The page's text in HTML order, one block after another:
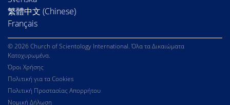
繁體中文 (Chinese)
Français
© 2026 Church of Scientology International. Όλα τα Δικαιώματα
Κατοχυρωμένα.
Όροι Χρήσης
Πολιτική για τα Cookies
Πολιτική Προστασίας Απορρήτου
Νομική Δήλωση